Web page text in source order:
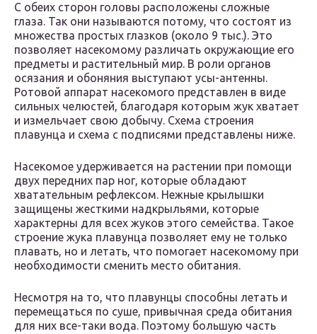
С обеих сторон головы расположены сложные
глаза. Так они называются потому, что состоят из
множества простых глазков (около 9 тыс.). Это
позволяет насекомому различать окружающие его
предметы и растительный мир. В роли органов
осязания и обоняния выступают усы-антенны.
Ротовой аппарат насекомого представлен в виде
сильных челюстей, благодаря которым жук хватает
и измельчает свою добычу. Схема строения
плавунца и схема с подписями представлены ниже.
Насекомое удерживается на растении при помощи
двух передних пар ног, которые обладают
хватательным рефлексом. Нежные крылышки
защищены жесткими надкрыльями, которые
характерны для всех жуков этого семейства. Такое
строение жука плавунца позволяет ему не только
плавать, но и летать, что помогает насекомому при
необходимости сменить место обитания.
Несмотря на то, что плавунцы способны летать и
перемещаться по суше, привычная среда обитания
для них все-таки вода. Поэтому большую часть